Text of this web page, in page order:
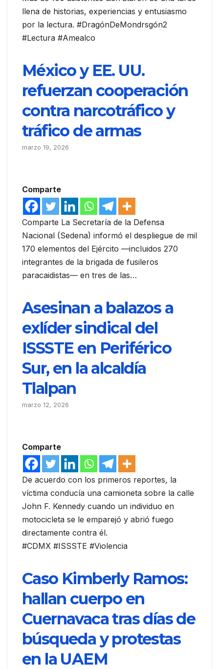
llena de historias, experiencias y entusiasmo
por la lectura. #DragónDeMondrsgón2
#Lectura #Amealco
México y EE. UU.
refuerzan cooperación
contra narcotráfico y
tráfico de armas
marzo 19, 2026
Comparte
Comparte La Secretaría de la Defensa
Nacional (Sedena) informó el despliegue de mil
170 elementos del Ejército —incluidos 270
integrantes de la brigada de fusileros
paracaidistas— en tres de las…
Asesinan a balazos a
exlíder sindical del
ISSSTE en Periférico
Sur, en la alcaldía
Tlalpan
marzo 12, 2026
Comparte
De acuerdo con los primeros reportes, la
víctima conducía una camioneta sobre la calle
John F. Kennedy cuando un individuo en
motocicleta se le emparejó y abrió fuego
directamente contra él.
#CDMX #ISSSTE #Violencia
Caso Kimberly Ramos:
hallan cuerpo en
Cuernavaca tras días de
búsqueda y protestas
en la UAEM